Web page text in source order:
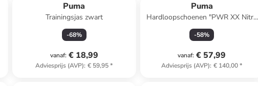
Puma
Trainingsjas zwart
-68%
vanaf: € 18,99
Adviesprijs (AVP): € 59,95*
Puma
Hardloopschoenen "PWR XX Nitro
Luxe" zwart/lichtblauw/wit
-58%
vanaf: € 57,99
Adviesprijs (AVP): € 140,00*